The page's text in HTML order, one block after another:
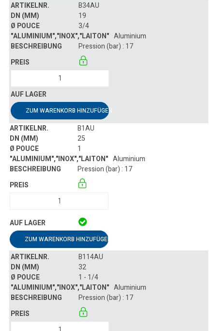
B34AU
19
3/4
Aluminium
Pression (bar) : 17
ZUM WARENKORB HINZUFÜGEN
B1AU
25
1
Aluminium
Pression (bar) : 17
ZUM WARENKORB HINZUFÜGEN
B114AU
32
1 - 1/4
Aluminium
Pression (bar) : 17